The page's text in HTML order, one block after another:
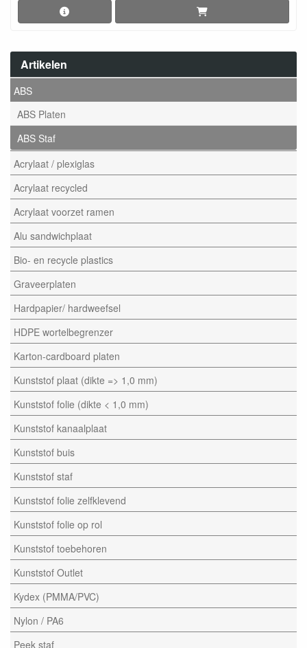
Artikelen
ABS
ABS Platen
ABS Staf
Acrylaat / plexiglas
Acrylaat recycled
Acrylaat voorzet ramen
Alu sandwichplaat
Bio- en recycle plastics
Graveerplaten
Hardpapier/ hardweefsel
HDPE wortelbegrenzer
Karton-cardboard platen
Kunststof plaat (dikte => 1,0 mm)
Kunststof folie (dikte < 1,0 mm)
Kunststof kanaalplaat
Kunststof buis
Kunststof staf
Kunststof folie zelfklevend
Kunststof folie op rol
Kunststof toebehoren
Kunststof Outlet
Kydex (PMMA/PVC)
Nylon / PA6
Peek staf